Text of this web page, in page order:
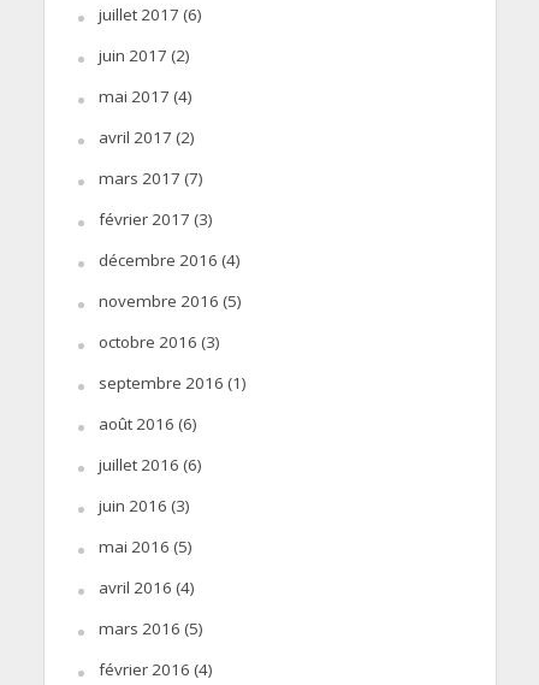
juillet 2017 (6)
juin 2017 (2)
mai 2017 (4)
avril 2017 (2)
mars 2017 (7)
février 2017 (3)
décembre 2016 (4)
novembre 2016 (5)
octobre 2016 (3)
septembre 2016 (1)
août 2016 (6)
juillet 2016 (6)
juin 2016 (3)
mai 2016 (5)
avril 2016 (4)
mars 2016 (5)
février 2016 (4)